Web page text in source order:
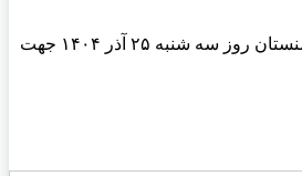
به گزارش خبرگزاری مهر، با پیگیری سفارت جمهوری اسلامی ایران در ترکمنستان و همکاری وزارت دادگستری، چهار نفر از زندانیان ایرانی محبوس در زندان‌های ترکمنستان روز سه شنبه ۲۵ آذر ۱۴۰۴ جهت